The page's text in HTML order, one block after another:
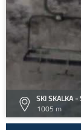
SKI SKALKA -
1005 m